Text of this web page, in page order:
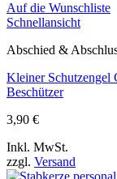
Auf die Wunschliste
Schnellansicht
Abschied &
Kleiner Schutzengel
Beschützer
3,90 €
Inkl. MwSt.
zzgl. Versand